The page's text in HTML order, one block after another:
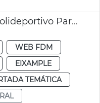
Empieza a funcionar Polideportivo Parc Central València
WEB FDM
EIXAMPLE
TEMÁTICA